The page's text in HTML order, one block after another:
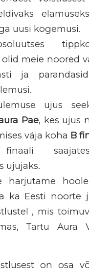
uusi kogemusi.
olid meie noored
ja
ujus
Pae, kes ujus
väja koha B
finaali
ujujaks.
harjutame
ka Eesti noorte
, mis
Tartu Aura
on osa